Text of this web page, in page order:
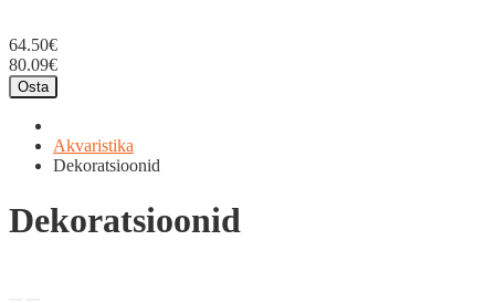
64.50€
80.09€
Osta
Akvaristika
Dekoratsioonid
Dekoratsioonid